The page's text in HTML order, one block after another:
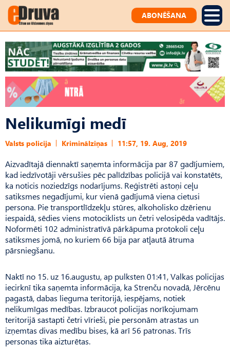
ABONĒŠANA
Nelikumīgi medī
Valsts policija Kriminālziņas 11:57, 19. Aug, 2019
Aizvadītajā diennaktī saņemta informācija par 87 gadījumiem,
kad iedzīvotāji vērsušies pēc palīdzības policijā vai konstatēts,
ka noticis noziedzīgs nodarījums. Reģistrēti astoņi ceļu
satiksmes negadījumi, kur vienā gadījumā viena cietusi
persona. Pie transportlīdzekļu stūres, alkoholisko dzērienu
iespaidā, sēdies viens motociklists un četri velosipēda vadītājs.
Noformēti 102 administratīvā pārkāpuma protokoli ceļu
satiksmes jomā, no kuriem 66 bija par atļautā ātruma
pārsniegšanu.
Naktī no 15. uz 16.augustu, ap pulksten 01:41, Valkas policijas
iecirknī tika saņemta informācija, ka Strenču novadā, Jērcēnu
pagastā, dabas lieguma teritorijā, iespējams, notiek
nelikumīgas medības. Izbraucot policijas norīkojumam
teritorijā sastapti četri vīrieši, pie personām atrastas un
izņemtas divas medību bises, kā arī 56 patronas. Trīs
personas tika aizturētas.